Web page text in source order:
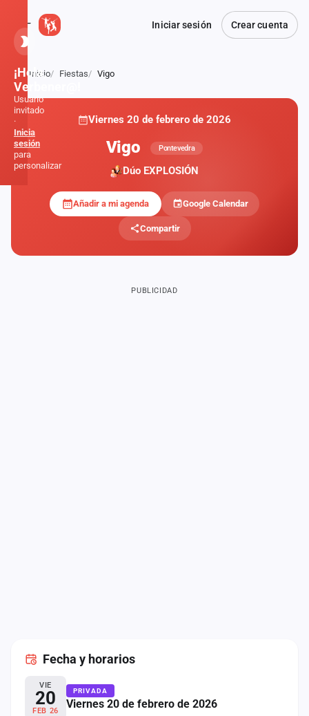
Iniciar sesión Crear cuenta
Atrás
Inicio Fiestas Vigo
Viernes 20 de febrero de 2026
Vigo Pontevedra
Dúo EXPLOSIÓN
Añadir a mi agenda Google Calendar
Compartir
PUBLICIDAD
Fecha y horarios
VIE
20
FEB 26
PRIVADA
Viernes 20 de febrero de 2026
¡Hola,
Verbener@!
Usuario
invitado
·
Inicia
sesión
para
personalizar
Administración
Contacto